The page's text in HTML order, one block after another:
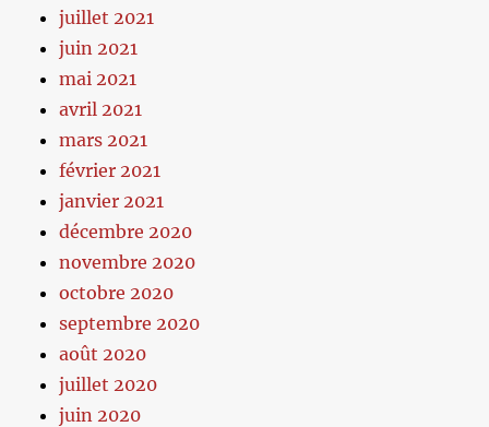
juillet 2021
juin 2021
mai 2021
avril 2021
mars 2021
février 2021
janvier 2021
décembre 2020
novembre 2020
octobre 2020
septembre 2020
août 2020
juillet 2020
juin 2020